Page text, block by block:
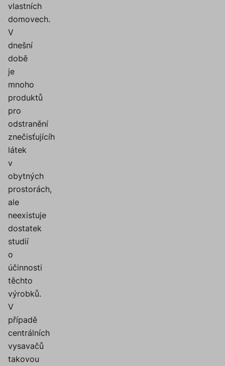
vlastních
domovech.
V
dnešní
době
je
mnoho
produktů
pro
odstranění
znečisťujícíh
látek
v
obytných
prostorách,
ale
neexistuje
dostatek
studií
o
účinnosti
těchto
výrobků.
V
případě
centrálních
vysavačů
takovou